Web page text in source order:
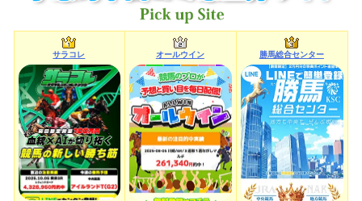
サラコレ オールウイン 勝馬総合センター